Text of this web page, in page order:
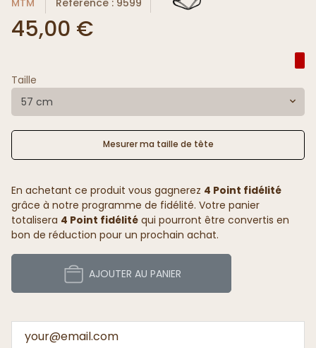
45,00 €
Taille
57 cm
Mesurer ma taille de tête
En achetant ce produit vous gagnerez 4 Point fidélité
grâce à notre programme de fidélité. Votre panier
totalisera 4 Point fidélité qui pourront être convertis en
bon de réduction pour un prochain achat.
AJOUTER AU PANIER